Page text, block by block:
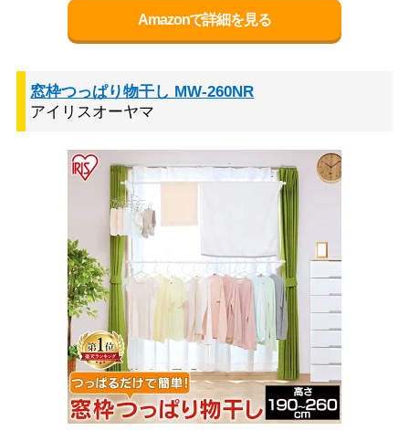
Amazonで詳細を見る
窓枠つっぱり物干し MW-260NR
アイリスオーヤマ